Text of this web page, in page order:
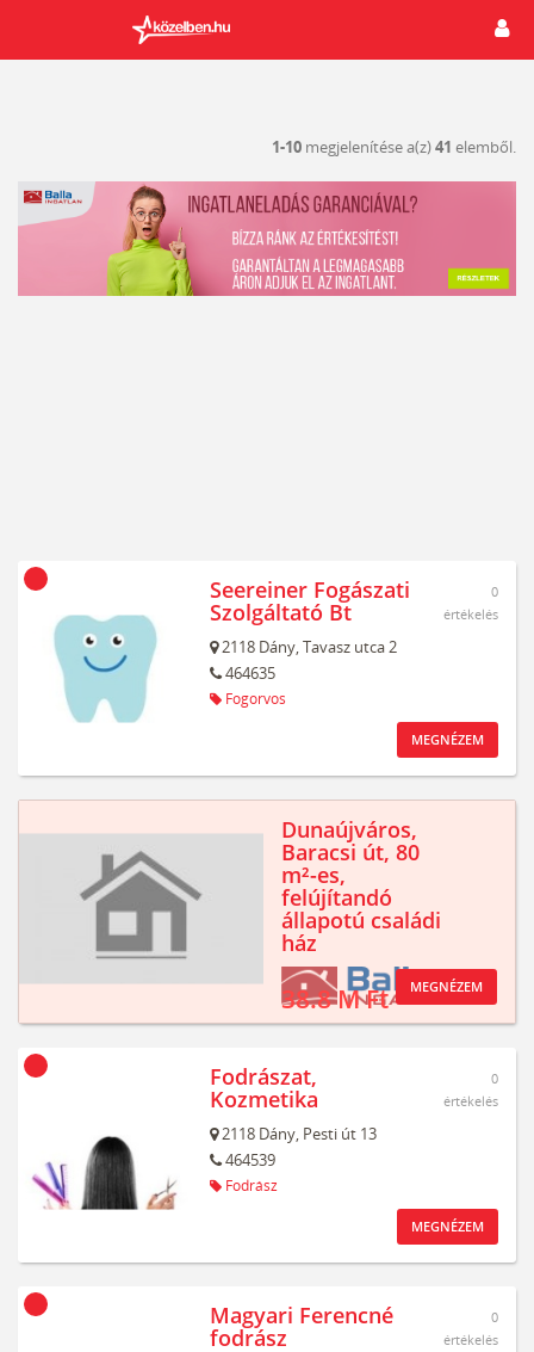
1-10 megjelenítése a(z)41 elemből.
Seereiner Fogászati
Szolgáltató Bt
2118 Dány,Tavasz utca 2
464635
Fogorvos
0
értékelés
MEGNÉZEM
Dunaújváros,
Baracsi út, 80
m²-es,
felújítandó
állapotú családi
ház
38.8 M Ft MEGNÉZEM
Fodrászat,
Kozmetika
2118 Dány, Pesti út 13
464539
Fodrász
0
értékelés
MEGNÉZEM
Magyari Ferencné
fodrász
0
értékelés